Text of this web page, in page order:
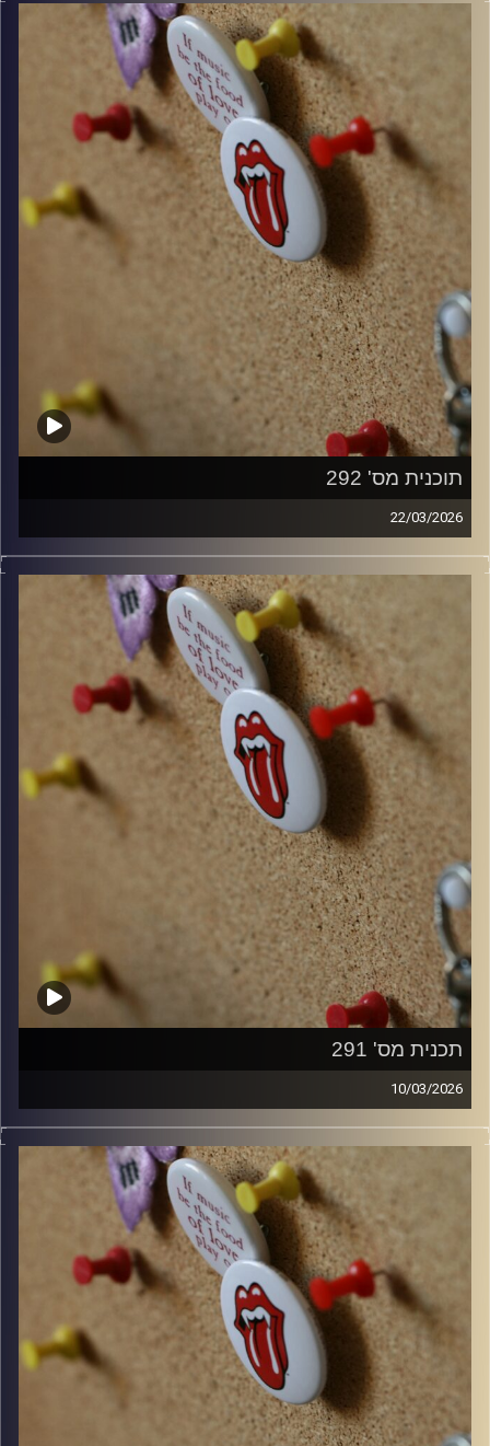
włodi
תוכנית מס' 292
22/03/2026
קלאסיקות רוק עם אורן הוף.
włodi
תכנית מס' 291
10/03/2026
קלאסיקות רוק עם אורן הוף.
włodi